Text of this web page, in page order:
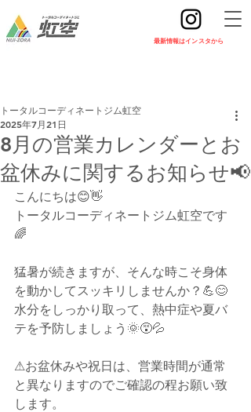
​最新情報はインスタから
8月の営業カレンダーとお
盆休みに関するお知らせ📢
トータルコーディネートジム虹空
2025年7月21日
こんにちは😊👋
トータルコーディネートジム虹空です
🌈
猛暑が続きますが、そんな時こそ身体
を動かしてスッキリしませんか？💪😊
水分をしっかり取って、熱中症や夏バ
テを予防しましょう🌞😵💦
⚠お盆休みや祝日は、営業時間が通常
と異なりますのでご確認の程お願い致
します。